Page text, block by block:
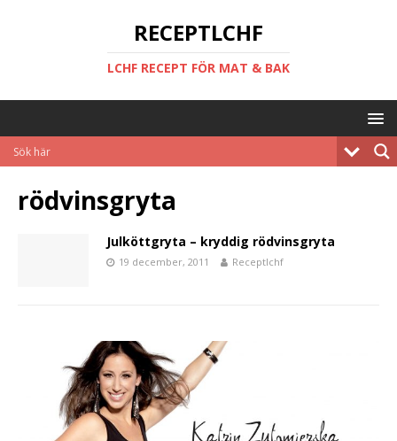
RECEPTLCHF
LCHF RECEPT FÖR MAT & BAK
rödvinsgryta
Julköttgryta – kryddig rödvinsgryta
19 december, 2011 Receptlchf